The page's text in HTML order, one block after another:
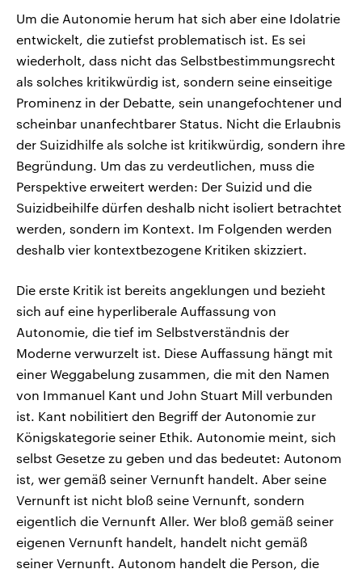
Um die Autonomie herum hat sich aber eine Idolatrie
entwickelt, die zutiefst problematisch ist. Es sei
wiederholt, dass nicht das Selbstbestimmungsrecht
als solches kritikwürdig ist, sondern seine einseitige
Prominenz in der Debatte, sein unangefochtener und
scheinbar unanfechtbarer Status. Nicht die Erlaubnis
der Suizidhilfe als solche ist kritikwürdig, sondern ihre
Begründung. Um das zu verdeutlichen, muss die
Perspektive erweitert werden: Der Suizid und die
Suizidbeihilfe dürfen deshalb nicht isoliert betrachtet
werden, sondern im Kontext. Im Folgenden werden
deshalb vier kontextbezogene Kritiken skizziert.
Die erste Kritik ist bereits angeklungen und bezieht
sich auf eine hyperliberale Auffassung von
Autonomie, die tief im Selbstverständnis der
Moderne verwurzelt ist. Diese Auffassung hängt mit
einer Weggabelung zusammen, die mit den Namen
von Immanuel Kant und John Stuart Mill verbunden
ist. Kant nobilitiert den Begriff der Autonomie zur
Königskategorie seiner Ethik. Autonomie meint, sich
selbst Gesetze zu geben und das bedeutet: Autonom
ist, wer gemäß seiner Vernunft handelt. Aber seine
Vernunft ist nicht bloß seine Vernunft, sondern
eigentlich die Vernunft Aller. Wer bloß gemäß seiner
eigenen Vernunft handelt, handelt nicht gemäß
seiner Vernunft. Autonom handelt die Person, die